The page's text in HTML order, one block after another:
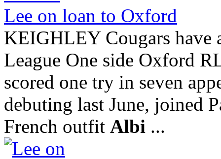
Lee on loan to Oxford
KEIGHLEY Cougars
League One side Oxford
scored one try in seven
debuting last June, joined
French outfit Albi ...